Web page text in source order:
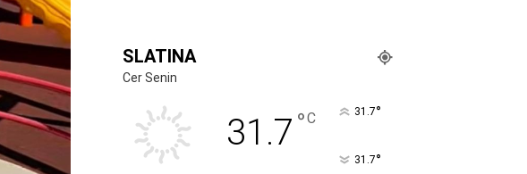
SLATINA
Cer Senin
31.7 °C 31.7°
31.7°